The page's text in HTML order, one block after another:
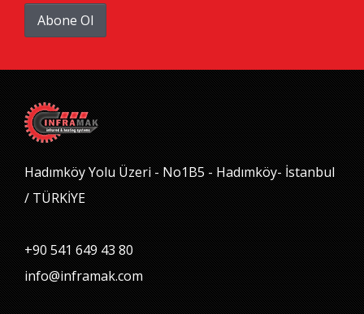
Abone Ol
Hadımköy Yolu Üzeri - No1B5 - Hadımköy- İstanbul
/ TÜRKİYE
+90 541 649 43 80
info@inframak.com